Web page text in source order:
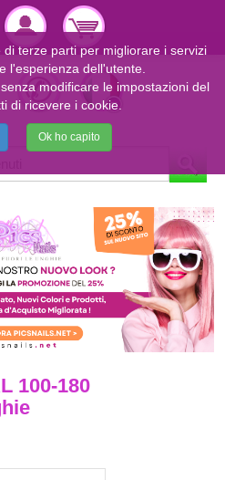
100-180
terze parti per migliorare i servizi
l'esperienza dell'utente.
modificare le impostazioni del
di ricevere i cookie.
Ok ho capito